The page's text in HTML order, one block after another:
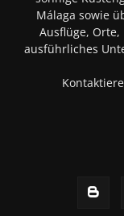
Málaga sowie
Ausflüge,
ausführliches